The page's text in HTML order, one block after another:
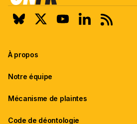
À propos
Notre équipe
Mécanisme de plaintes
Code de déontologie